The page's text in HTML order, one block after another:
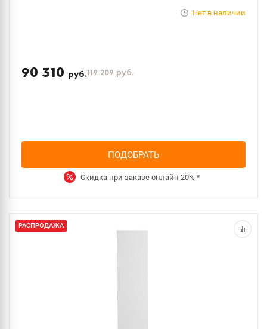
Нет в наличии
90 310 руб.119 209руб.
ПОДОБРАТЬ
Скидка при заказе онлайн 20% *
РАСПРОДАЖА